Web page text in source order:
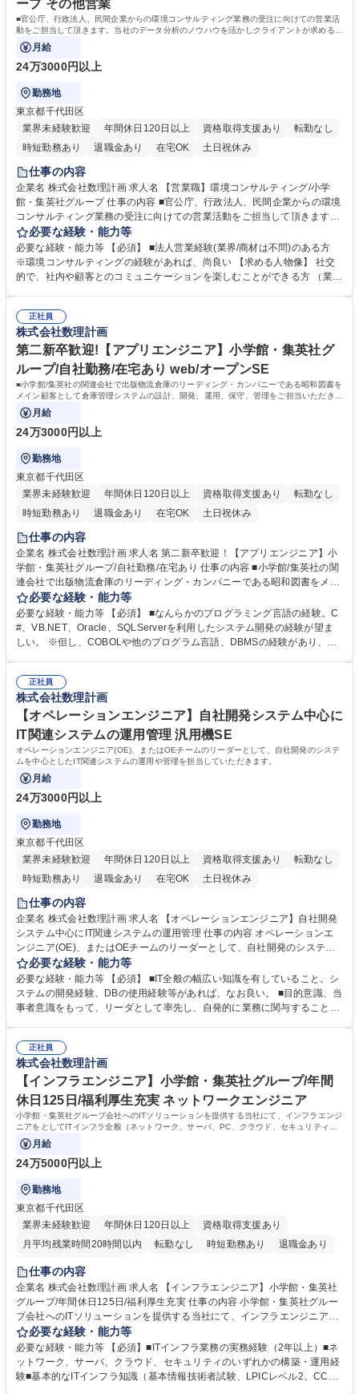
ープ その他営業
■官公庁、行政法人、民間企業からの環境コンサルティング業務の受注に向けての営業活
動をご担当して頂きます。当社のデータ分析のノウハウを活かしクライアントが求めるデ
ータをカスタマイズしてご提案頂きます。
月給
24万3000円以上
勤務地
東京都千代田区
業界未経験歓迎
年間休日120日以上 資格取得支援あり
転勤なし
時短勤務あり
退職金あり 在宅OK 土日祝休み
仕事の内容
企業名 株式会社数理計画 求人名 【営業職】環境コンサルティング/小学
館・集英社グループ 仕事の内容 ■官公庁、行政法人、民間企業からの環境
コンサルティング業務の受注に向けての営業活動をご担当して頂きます。
当社のデータ分析のノウハウを活かしクライアントが求めるデータをカス
タマイズしてご提案頂きます。 営業スタイルとしては、これまでは、既存
のお客様へのルート営業が主流でしたが、昨今、AIなどの取り組みを行っ
ていることから、新規営業にも取り組んでいただく必要がありますが、一
必要な経験・能力等
必要な経験・能力等 【必須】 ■法人営業経験(業界/商材は不問)のある方
※環境コンサルティングの経験があれば、尚良い 【求める人物像】 社交
的で、社内や顧客とのコミュニケーションを楽しむことができる方 （業務
院 大学 語学力： 資格：
正社員
株式会社数理計画
第二新卒歓迎!【アプリエンジニア】小学館・集英社グ
ループ/自社勤務/在宅あり web/オープンSE
■小学館/集英社の関連会社で出版物流倉庫のリーディング・カンパニーである昭和図書を
メイン顧客として倉庫管理システムの設計、開発、運用、保守、管理をご担当いただきま
す。
月給
24万3000円以上
勤務地
東京都千代田区
業界未経験歓迎
年間休日120日以上 資格取得支援あり
転勤なし
時短勤務あり
退職金あり 在宅OK 土日祝休み
仕事の内容
企業名 株式会社数理計画 求人名 第二新卒歓迎！【アプリエンジニア】小
学館・集英社グループ/自社勤務/在宅あり 仕事の内容 ■小学館/集英社の関
連会社で出版物流倉庫のリーディング・カンパニーである昭和図書をメイ
ン顧客として倉庫管理システムの設計、開発、運用、保守、管理をご担当
いただきます。 ■顧客ユーザと直接向き合い、出版物倉庫業務のみなら
ず、関連出版社の通販倉庫業務に対応した倉庫管理システム（及びその周
辺システム）を開発していくことが主な業務です。当初は担当マネジャー
て、提案から開発、運用、コンサルテーションなど幅広く担っていただき
ます。 募集職種 第二新卒歓迎！【アプリエンジニア】小学館・集英社グ
ループ/自社勤務/在宅あり
必要な経験・能力等
必要な経験・能力等 【必須】 ■なんらかのプログラミング言語の経験。C
#、VB.NET、Oracle、SQLServerを利用したシステム開発の経験が望ま
しい。 ※但し、COBOLや他のプログラム言語、DBMSの経験があり、上
歴：大学院 大学 語学力： 資格：
正社員
株式会社数理計画
【オペレーションエンジニア】自社開発システム中心に
IT関連システムの運用管理 汎用機SE
オペレーションエンジニア(OE)、またはOEチームのリーダーとして、自社開発のシステ
ムを中心としたIT関連システムの運用や管理を担当していただきます。
月給
24万3000円以上
勤務地
東京都千代田区
業界未経験歓迎
年間休日120日以上 資格取得支援あり
転勤なし
時短勤務あり
退職金あり 在宅OK 土日祝休み
仕事の内容
企業名 株式会社数理計画 求人名 【オペレーションエンジニア】自社開発
システム中心にIT関連システムの運用管理 仕事の内容 オペレーションエ
ンジニア(OE)、またはOEチームのリーダーとして、自社開発のシステム
を中心としたIT関連システムの運用や管理を担当していただきます。 ・小
学館／集英社に代表される一ツ橋グループ各社に対し、出版事業の業務に
関するデータ作成や帳票出力、開発チームや顧客との業務調整・管理、そ
して業務運用の改善などが主な仕事となります。 募集職種 【オペレーシ
必要な経験・能力等
必要な経験・能力等 【必須】 ■IT全般の幅広い知識を有していること。シ
ステムの開発経験、DBの使用経験等があれば、なお良い。 ■目的意識、当
事者意識をもって、リーダとして率先し、自発的に業務に関与することが
歴・資格 学歴：大学院 大学 語学力： 資格：
正社員
株式会社数理計画
【インフラエンジニア】小学館・集英社グループ/年間
休日125日/福利厚生充実 ネットワークエンジニア
小学館・集英社グループ会社へのITソリューションを提供する当社にて、インフラエンジ
ニアをとしてITインフラ全般（ネットワーク、サーバ、PC、クラウド、セキュリティ）
の提案から運用保守をご担当いただきます。
月給
24万5000円以上
勤務地
東京都千代田区
業界未経験歓迎
年間休日120日以上
資格取得支援あり
月平均残業時間20時間以内
転勤なし 時短勤務あり
退職金あり
在宅OK
土日祝休み
仕事の内容
企業名 株式会社数理計画 求人名 【インフラエンジニア】小学館・集英社
グループ/年間休日125日/福利厚生充実 仕事の内容 小学館・集英社グルー
プ会社へのITソリューションを提供する当社にて、インフラエンジニアを
としてITインフラ全般（ネットワーク、サーバ、PC、クラウド、セキュリ
ティ）の提案から運用保守をご担当いただきます。 【具体的には】 ■顧客
（関連会社）からの要望ヒアリング・課題整理■ITインフラの提案・設
計・構築・運用（ネットワーク、サーバ、デバイス、クラウド、セキュリ
必要な経験・能力等
必要な経験・能力等 【必須】■ITインフラ業務の実務経験（2年以上）■ネ
ットワーク、サーバ、クラウド、セキュリティのいずれかの構築・運用経
験■基本的なITインフラ知識（基本情報技術者試験、LPICレベル2、CCNA